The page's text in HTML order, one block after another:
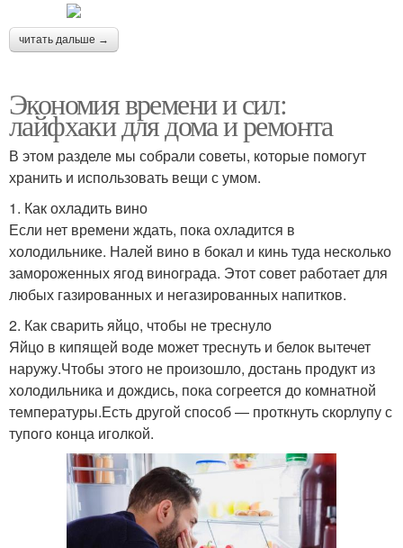
читать дальше →
Экономия времени и сил:
лайфхаки для дома и ремонта
В этом разделе мы собрали советы, которые помогут
хранить и использовать вещи с умом.
1. Как охладить вино
Если нет времени ждать, пока охладится в
холодильнике. Налей вино в бокал и кинь туда несколько
замороженных ягод винограда. Этот совет работает для
любых газированных и негазированных напитков.
2. Как сварить яйцо, чтобы не треснуло
Яйцо в кипящей воде может треснуть и белок вытечет
наружу.Чтобы этого не произошло, достань продукт из
холодильника и дождись, пока согреется до комнатной
температуры.Есть другой способ — проткнуть скорлупу с
тупого конца иголкой.